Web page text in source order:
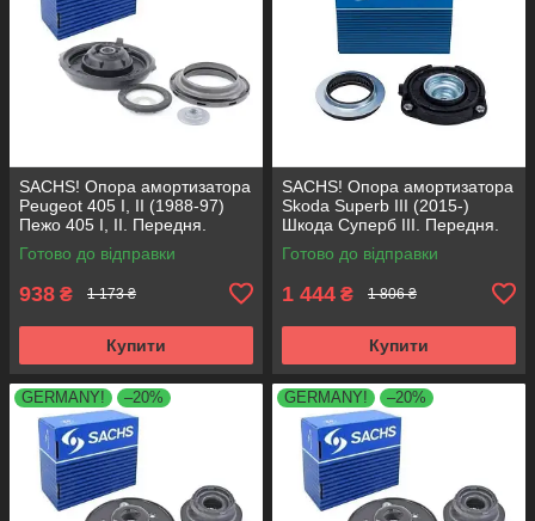
SACHS! Опора амортизатора
Peugeot 405 I, II (1988-97)
Пежо 405 I, II. Передня.
SM1553 , 803023 , KB659.36 ,
VKDA35336
Готово до відправки
938 ₴ 1 173 ₴
Купити
SACHS! Опора амортизатора
Skoda Superb III (2015-)
Шкода Суперб III. Передня.
803024 , KB657.27 ,
VKDA35167
Готово до відправки
1 444 ₴ 1 806 ₴
Купити
GERMANY! –20% GERMANY! –20%